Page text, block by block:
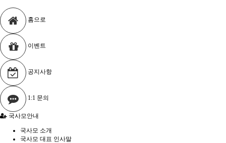
홈으로
이벤트
공지사항
1:1 문의
국사모안내
국사모 소개
국사모 대표 인사말